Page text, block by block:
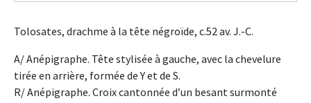
Tolosates, drachme à la tête négroïde, c.52 av. J.-C.
A/ Anépigraphe. Tête stylisée à gauche, avec la chevelure
tirée en arrière, formée de Y et de S.
R/ Anépigraphe. Croix cantonnée d’un besant surmonté